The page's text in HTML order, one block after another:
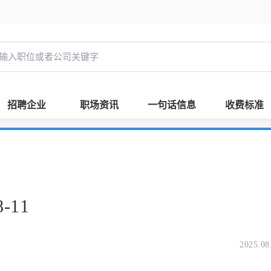
招聘企业 职场资讯 一句话信息 收费标准
11